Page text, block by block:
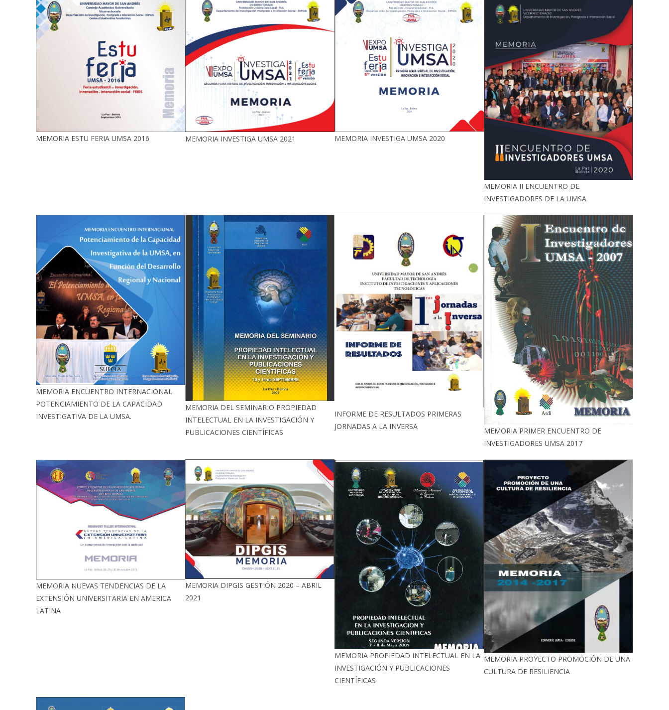
MEMORIA ESTU FERIA UMSA 2016 MEMORIA INVESTIGA UMSA 2021 MEMORIA INVESTIGA UMSA 2020
MEMORIA II ENCUENTRO DE
INVESTIGADORES DE LA UMSA
MEMORIA ENCUENTRO INTERNACIONAL
POTENCIAMIENTO DE LA CAPACIDAD
INVESTIGATIVA DE LA UMSA.
MEMORIA DEL SEMINARIO PROPIEDAD
INTELECTUAL EN LA INVESTIGACIÓN Y
PUBLICACIONES CIENTÍFICAS
INFORME DE RESULTADOS PRIMERAS
JORNADAS A LA INVERSA
MEMORIA PRIMER ENCUENTRO DE
INVESTIGADORES UMSA 2017
MEMORIA NUEVAS TENDENCIAS DE LA
EXTENSIÓN UNIVERSITARIA EN AMERICA
LATINA
MEMORIA DIPGIS GESTIÓN 2020 – ABRIL
2021
MEMORIA PROPIEDAD INTELECTUAL EN LA
INVESTIGACIÓN Y PUBLICACIONES
CIENTÍFICAS
MEMORIA PROYECTO PROMOCIÓN DE UNA
CULTURA DE RESILIENCIA